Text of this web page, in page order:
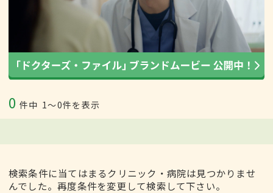
0 件中 1〜0件を表示
検索条件に当てはまるクリニック・病院は見つかりませ
んでした。再度条件を変更して検索して下さい。